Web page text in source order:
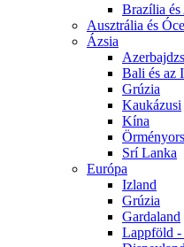
Brazília és
Ausztrália és
Ázsia
Bali és az
Grúzia
Kaukázusi
Kína
Srí Lanka
Európa
Izland
Grúzia
Gardaland
Lappföld -